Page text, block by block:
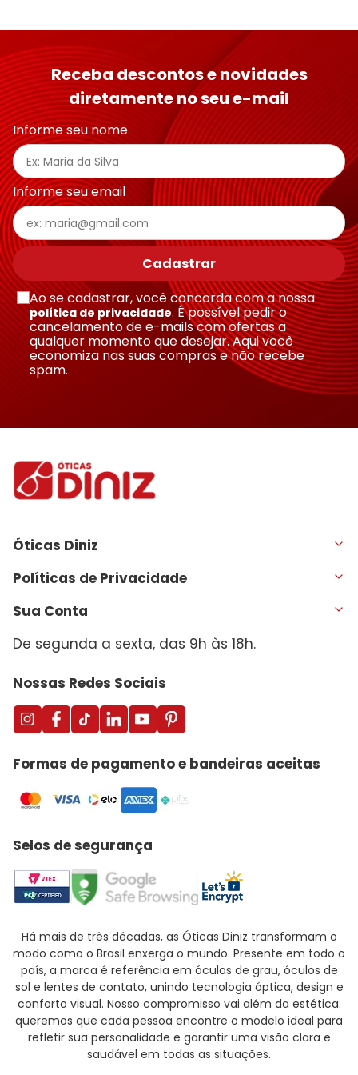
Receba descontos e novidades
diretamente no seu e-mail
Informe seu nome
Informe seu email
Cadastrar
Ao se cadastrar, você concorda com a nossa
política de privacidade. É possível pedir o
cancelamento de e-mails com ofertas a
qualquer momento que desejar. Aqui você
economiza nas suas compras e não recebe
spam.
Óticas Diniz
Políticas de Privacidade
Sua Conta
De segunda a sexta, das 9h às 18h.
Nossas Redes Sociais
Formas de pagamento e bandeiras aceitas
Selos de segurança
Há mais de três décadas, as Óticas Diniz transformam o
modo como o Brasil enxerga o mundo. Presente em todo o
país, a marca é referência em óculos de grau, óculos de
sol e lentes de contato, unindo tecnologia óptica, design e
conforto visual. Nosso compromisso vai além da estética:
queremos que cada pessoa encontre o modelo ideal para
refletir sua personalidade e garantir uma visão clara e
saudável em todas as situações.